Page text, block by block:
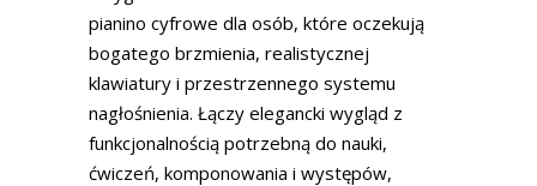
pianino cyfrowe dla osób, które oczekują
bogatego brzmienia, realistycznej
klawiatury i przestrzennego systemu
nagłośnienia. Łączy elegancki wygląd z
funkcjonalnością potrzebną do nauki,
ćwiczeń, komponowania i występów,